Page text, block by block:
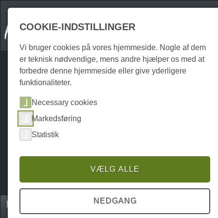
Home
Hoteller & guesthouses
P0208UH00916
COOKIE-INDSTILLINGER
Vi bruger cookies på vores hjemmeside. Nogle af dem
er teknisk nødvendige, mens andre hjælper os med at
forbedre denne hjemmeside eller give yderligere
funktionaliteter.
Necessary cookies
Markedsføring
Statistik
VÆLG ALLE
NEDGANG